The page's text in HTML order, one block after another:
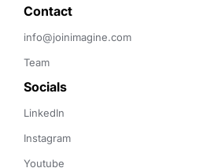
Contact
info@joinimagine.com
Team
Socials
LinkedIn
Instagram
Youtube